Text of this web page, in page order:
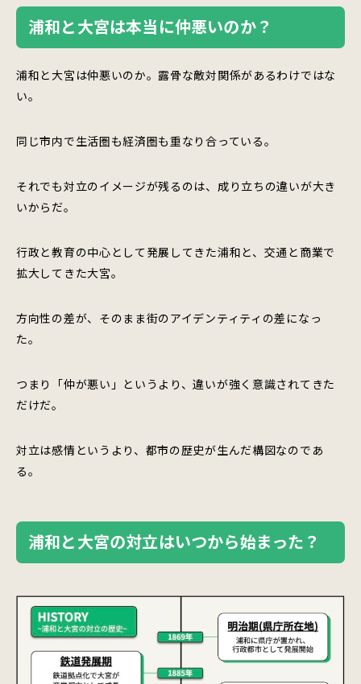
浦和と大宮は本当に仲悪いのか？
浦和と大宮は仲悪いのか。露骨な敵対関係があるわけではな
い。
同じ市内で生活圏も経済圏も重なり合っている。
それでも対立のイメージが残るのは、成り立ちの違いが大き
いからだ。
行政と教育の中心として発展してきた浦和と、交通と商業で
拡大してきた大宮。
方向性の差が、そのまま街のアイデンティティの差になっ
た。
つまり「仲が悪い」というより、違いが強く意識されてきた
だけだ。
対立は感情というより、都市の歴史が生んだ構図なのであ
る。
浦和と大宮の対立はいつから始まった？